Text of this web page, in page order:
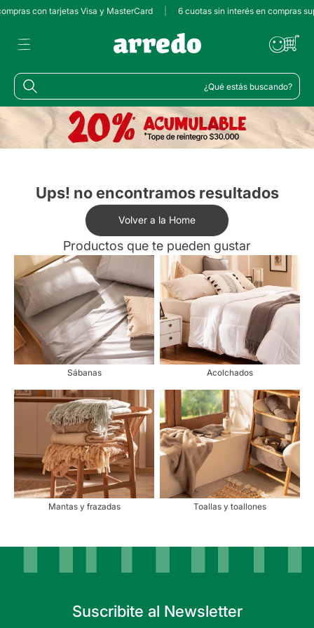
con tarjetas Visa y MasterCard 6 cuotas sin interés en compras
¿Qué estás buscando?
Ups! no encontramos resultados
Volver a la Home
Productos que te pueden gustar
Sábanas Acolchados
Mantas y frazadas Toallas y toallones
Suscribite al Newsletter